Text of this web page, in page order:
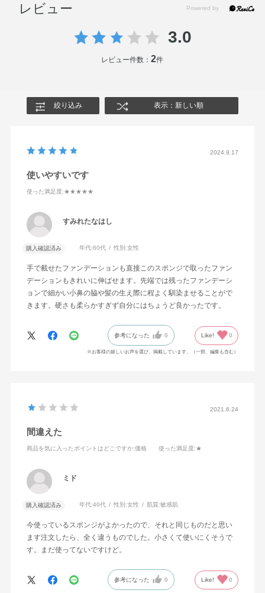
レビュー
3.0
レビュー件数：2件
絞り込み 表示：新しい順
2024.9.17
使いやすいです
使った満足度:★★★★★
すみれたなはし
購入確認済み 年代:60代 性別:女性
手で載せたファンデーションも直接このスポンジで取ったファン
デーションもきれいに伸ばせます。先端では残ったファンデーシ
ョンで細かい小鼻の脇や髪の生え際に程よく馴染ませることがで
きます。硬さも柔らかすぎず自分にはちょうど良かったです。
参考になった 0 Like! 0
※お客様の嬉しいお声を選び、掲載しています。（一部、編集も含む）
2021.6.24
間違えた
商品を気に入ったポイントはどこですか:価格 使った満足度:★
ミド
購入確認済み 年代:40代 性別:女性 肌質:敏感肌
今使っているスポンジがよかったので、それと同じものだと思い
ます注文したら、全く違うものでした。小さくて使いにくそうで
す。まだ使ってないですけど。
参考になった 0 Like! 0